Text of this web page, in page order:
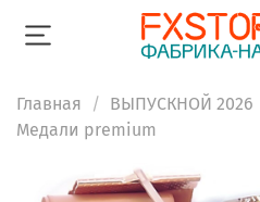
Главная ВЫПУСКНОЙ 2026
Медали premium